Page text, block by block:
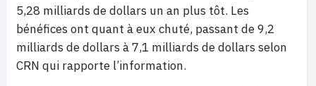
5,28 milliards de dollars un an plus tôt. Les
bénéfices ont quant à eux chuté, passant de 9,2
milliards de dollars à 7,1 milliards de dollars selon
CRN qui rapporte l’information.